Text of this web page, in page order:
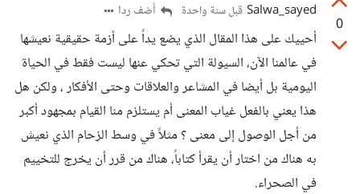
0
Salwa_sayed قبل سنة واحدة أضف ردا
أحييك على هذا المقال الذي يضع يداً على أزمة حقيقية نعيشها
في عالمنا الآن، السيولة التي تحكي عنها ليست فقط في الحياة
اليومية بل أيضا في المشاعر والعلاقات وحتى الأفكار ، ولكن هل
هذا يعني بالفعل غياب المعنى أم يستلزم منا القيام بمجهود أكبر
من أجل الوصول إلى معنى ؟ مثلاً في وسط الزحام الذي نعيش
به هناك من اختار أن يقرأ كتاباً، هناك من قرر أن يخرج للتخييم
في الصحراء.